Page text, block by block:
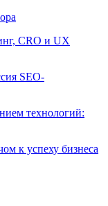
CRO и UX
SEO-
технологий:
к успеху бизнеса